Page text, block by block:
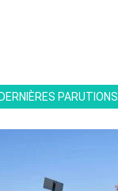
PARUTIONS